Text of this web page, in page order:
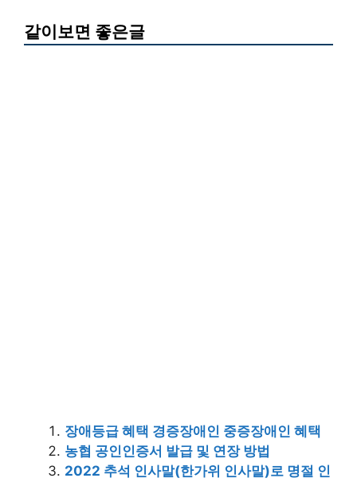
같이보면 좋은글
장애등급 혜택 경증장애인 중증장애인 혜택
농협 공인인증서 발급 및 연장 방법
2022 추석 인사말(한가위 인사말)로 명절 인